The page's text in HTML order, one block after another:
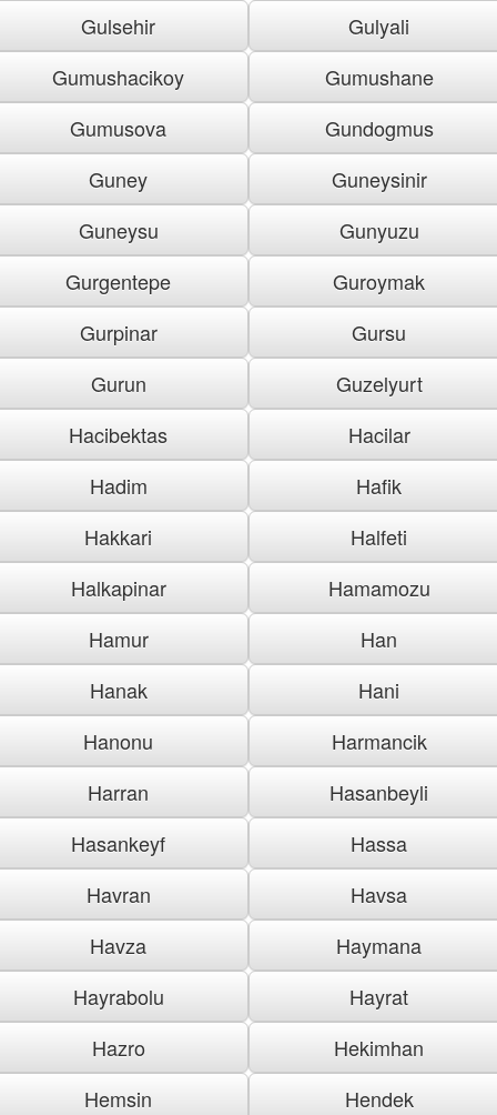
Gulsehir
Gulyali
Gumushacikoy
Gumushane
Gumusova
Gundogmus
Guney
Guneysinir
Guneysu
Gunyuzu
Gurgentepe
Guroymak
Gurpinar
Gursu
Gurun
Guzelyurt
Hacibektas
Hacilar
Hadim
Hafik
Hakkari
Halfeti
Halkapinar
Hamamozu
Hamur
Han
Hanak
Hani
Hanonu
Harmancik
Harran
Hasanbeyli
Hasankeyf
Hassa
Havran
Havsa
Havza
Haymana
Hayrabolu
Hayrat
Hazro
Hekimhan
Hemsin
Hendek